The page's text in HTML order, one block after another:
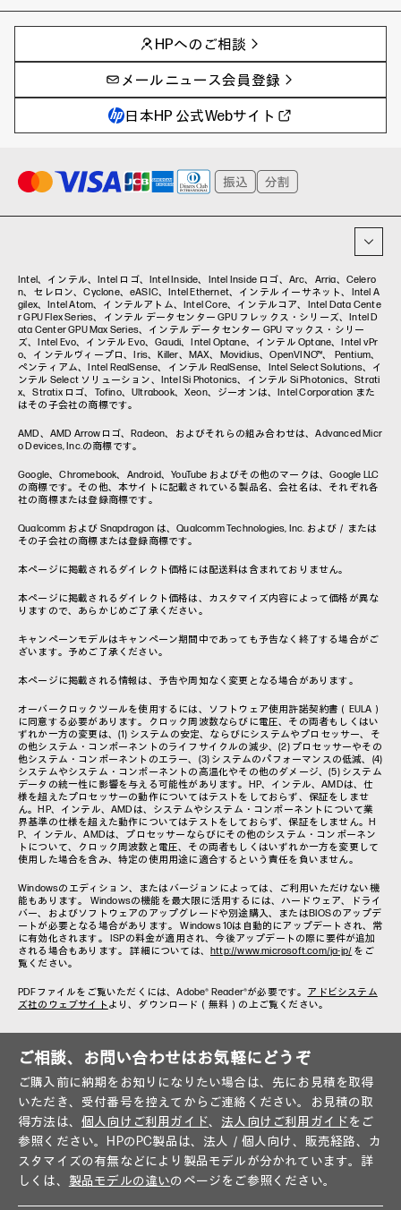
AIの進化と活用事例
製品トレンド & レビュー
サイバーセキュリティ
教育とテクノロジー
ハイブリッドワーク
プリンター
事例
イベントレポート
AI PC
AIワークステーション
Poly
WXP（DEXツール）
タグ一覧
HPへのご相談
メールニュース会員登録
日本HP 公式Webサイト
Intel、インテル、Intel ロゴ、Intel Inside、Intel Inside ロゴ、Arc、Arria、Celero
n、セレロン、Cyclone、eASIC、Intel Ethernet、インテル イーサネット、Intel A
gilex、Intel Atom、インテルアトム、Intel Core、インテルコア、Intel Data Cente
r GPU Flex Series、インテル データセンター GPU フレックス・シリーズ、Intel D
ata Center GPU Max Series、インテル データセンター GPU マックス・シリー
ズ、Intel Evo、インテル Evo、Gaudi、Intel Optane、インテル Optane、Intel vPr
o、インテルヴィープロ、Iris、Killer、MAX、Movidius、OpenVINO™、 Pentium、
ペンティアム、Intel RealSense、インテル RealSense、Intel Select Solutions、イ
ンテル Select ソリューション、Intel Si Photonics、インテル Si Photonics、Strati
x、Stratix ロゴ、Tofino、Ultrabook、Xeon、ジーオンは、Intel Corporation また
はその子会社の商標です。
AMD、AMD Arrowロゴ、Radeon、およびそれらの組み合わせは、Advanced Micr
o Devices, Inc.の商標です。
Google、Chromebook、Android、YouTube およびその他のマークは、Google LLC
の商標です。その他、本サイトに記載されている製品名、会社名は、それぞれ各
社の商標または登録商標です。
Qualcomm および Snapdragon は、Qualcomm Technologies, Inc. および／または
その子会社の商標または登録商標です。
本ページに掲載されるダイレクト価格には配送料は含まれておりません。
本ページに掲載されるダイレクト価格は、カスタマイズ内容によって価格が異な
りますので、あらかじめご了承ください。
キャンペーンモデルはキャンペーン期間中であっても予告なく終了する場合がご
ざいます。予めご了承ください。
本ページに掲載される情報は、予告や周知なく変更となる場合があります。
オーバークロックツールを使用するには、ソフトウェア使用許諾契約書（EULA）
に同意する必要があります。クロック周波数ならびに電圧、その両者もしくはい
ずれか一方の変更は、(1) システムの安定、ならびにシステムやプロセッサー、そ
の他システム・コンポーネントのライフサイクルの減少、(2) プロセッサーやその
他システム・コンポーネントのエラー、(3) システムのパフォーマンスの低減、(4)
システムやシステム・コンポーネントの高温化やその他のダメージ、(5) システム
データの統一性に影響を与える可能性があります。HP、インテル、AMDは、仕
様を超えたプロセッサーの動作についてはテストをしておらず、保証をしませ
ん。HP、インテル、AMDは、システムやシステム・コンポーネントについて業
界基準の仕様を超えた動作についてはテストをしておらず、保証をしません。H
P、インテル、AMDは、プロセッサーならびにその他のシステム・コンポーネン
トについて、クロック周波数と電圧、その両者もしくはいずれか一方を変更して
使用した場合を含み、特定の使用用途に適合するという責任を負いません。
Windowsのエディション、またはバージョンによっては、ご利用いただけない機
能もあります。 Windowsの機能を最大限に活用するには、ハードウェア、ドライ
バー、およびソフトウェアのアップグレードや別途購入、またはBIOSのアップデ
ートが必要となる場合があります。 Windows 10は自動的にアップデートされ、常
に有効化されます。 ISPの料金が適用され、今後アップデートの際に要件が追加
される場合もあります。 詳細については、 http://www.microsoft.com/ja-jp/ をご
覧ください。
PDFファイルをご覧いただくには、Adobe® Reader®が必要です。 アドビシステム
ズ社のウェブサイト より、ダウンロード（無料）の上ご覧ください。
ご相談、お問い合わせはお気軽にどうぞ
ご購入前に納期をお知りになりたい場合は、先にお見積を取得
いただき、受付番号を控えてからご連絡ください。お見積の取
得方法は、 個人向けご利用ガイド、 法人向けご利用ガイドをご
参照ください。HPのPC製品は、法人／個人向け、販売経路、カ
スタマイズの有無などにより製品モデルが分かれています。詳
しくは、 製品モデルの違いのページをご参照ください。